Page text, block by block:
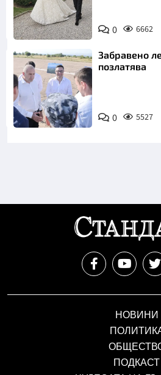
Снимка:
Инстаграм
0 6662
Забравено
позлатява
0 5527
НОВИНИ
ПОДКАСТ